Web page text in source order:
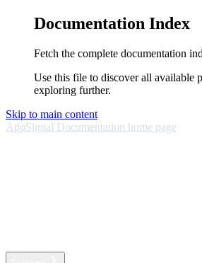
Documentation Index
Fetch the complete documentation
Use this file to discover all available
exploring further.
Skip to main content
AppSignal Documentation home page